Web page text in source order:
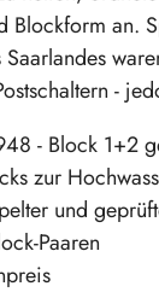
Blockform
-
- Block 1+2
zur
und
Paaren